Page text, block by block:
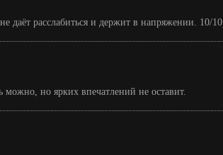
даёт расслабиться и держит в напряжении. 10/10
но ярких впечатлений не оставит.